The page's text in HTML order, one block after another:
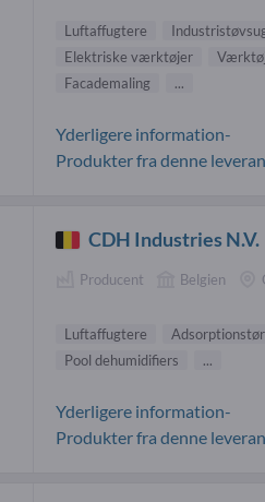
Luftaffugtere
Elektriske værktøjer
Facademaling
...
Yderligere information-
Produkter fra denne
CDH Industries N.V.
Producent Belgien
Luftaffugtere
Pool dehumidifiers
...
Yderligere information-
Produkter fra denne